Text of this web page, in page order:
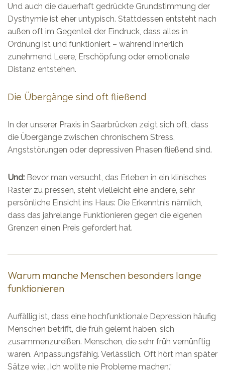
Und auch die dauerhaft gedrückte Grundstimmung der
Dysthymie ist eher untypisch. Stattdessen entsteht nach
außen oft im Gegenteil der Eindruck, dass alles in
Ordnung ist und funktioniert – während innerlich
zunehmend Leere, Erschöpfung oder emotionale
Distanz entstehen.
Die Übergänge sind oft fließend
In der unserer Praxis in Saarbrücken zeigt sich oft, dass
die Übergänge zwischen chronischem Stress,
Angststörungen oder depressiven Phasen fließend sind.
Und: Bevor man versucht, das Erleben in ein klinisches
Raster zu pressen, steht vielleicht eine andere, sehr
persönliche Einsicht ins Haus: Die Erkenntnis nämlich,
dass das jahrelange Funktionieren gegen die eigenen
Grenzen einen Preis gefordert hat.
Warum manche Menschen besonders lange
funktionieren
Auffällig ist, dass eine hochfunktionale Depression häufig
Menschen betrifft, die früh gelernt haben, sich
zusammenzureißen. Menschen, die sehr früh vernünftig
waren. Anpassungsfähig. Verlässlich. Oft hört man später
Sätze wie: „Ich wollte nie Probleme machen.“